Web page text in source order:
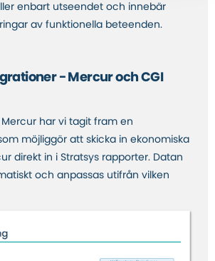
enbart utseendet och innebär
av funktionella beteenden.
- Mercur och CGI
har vi tagit fram en
möjliggör att skicka in ekonomiska
direkt in i Stratsys rapporter. Datan
och anpassas utifrån vilken